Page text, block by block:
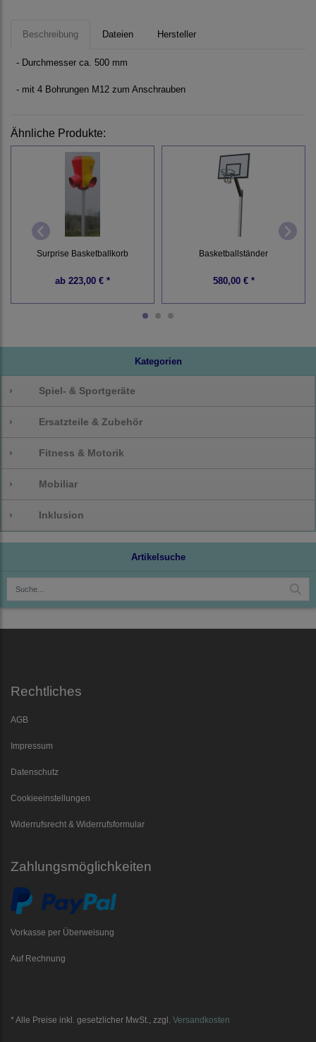
Kategorien
› Spiel- & Sportgeräte
› Ersatzteile & Zubehör
› Fitness & Motorik
› Mobiliar
› Inklusion
Artikelsuche
Beschreibung Dateien Hersteller
- Durchmesser ca. 500 mm
- mit 4 Bohrungen M12 zum Anschrauben
Ähnliche Produkte:
Surprise Basketballkorb
ab 223,00 € *
Basketballständer
580,00 € *
Rechtliches
AGB
Impressum
Datenschutz
Cookieeinstellungen
Widerrufsrecht & Widerrufsformular
Zahlungsmöglichkeiten
Vorkasse per Überweisung
Auf Rechnung
* Alle Preise inkl. gesetzlicher MwSt., zzgl. Versandkosten